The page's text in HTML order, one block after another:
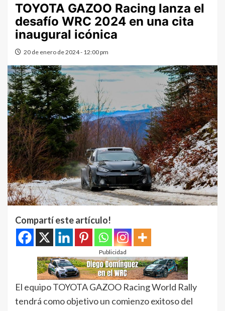
TOYOTA GAZOO Racing lanza el
desafío WRC 2024 en una cita
inaugural icónica
20 de enero de 2024 - 12:00 pm
Compartí este artículo!
Publicidad
El equipo TOYOTA GAZOO Racing World Rally
tendrá como objetivo un comienzo exitoso del